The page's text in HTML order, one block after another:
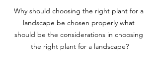
Why should choosing the right plant for a
landscape be chosen properly what
should be the considerations in choosing
the right plant for a landscape?